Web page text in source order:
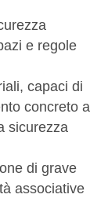
e regole
capaci di
concreto a
sicurezza
di grave
associative